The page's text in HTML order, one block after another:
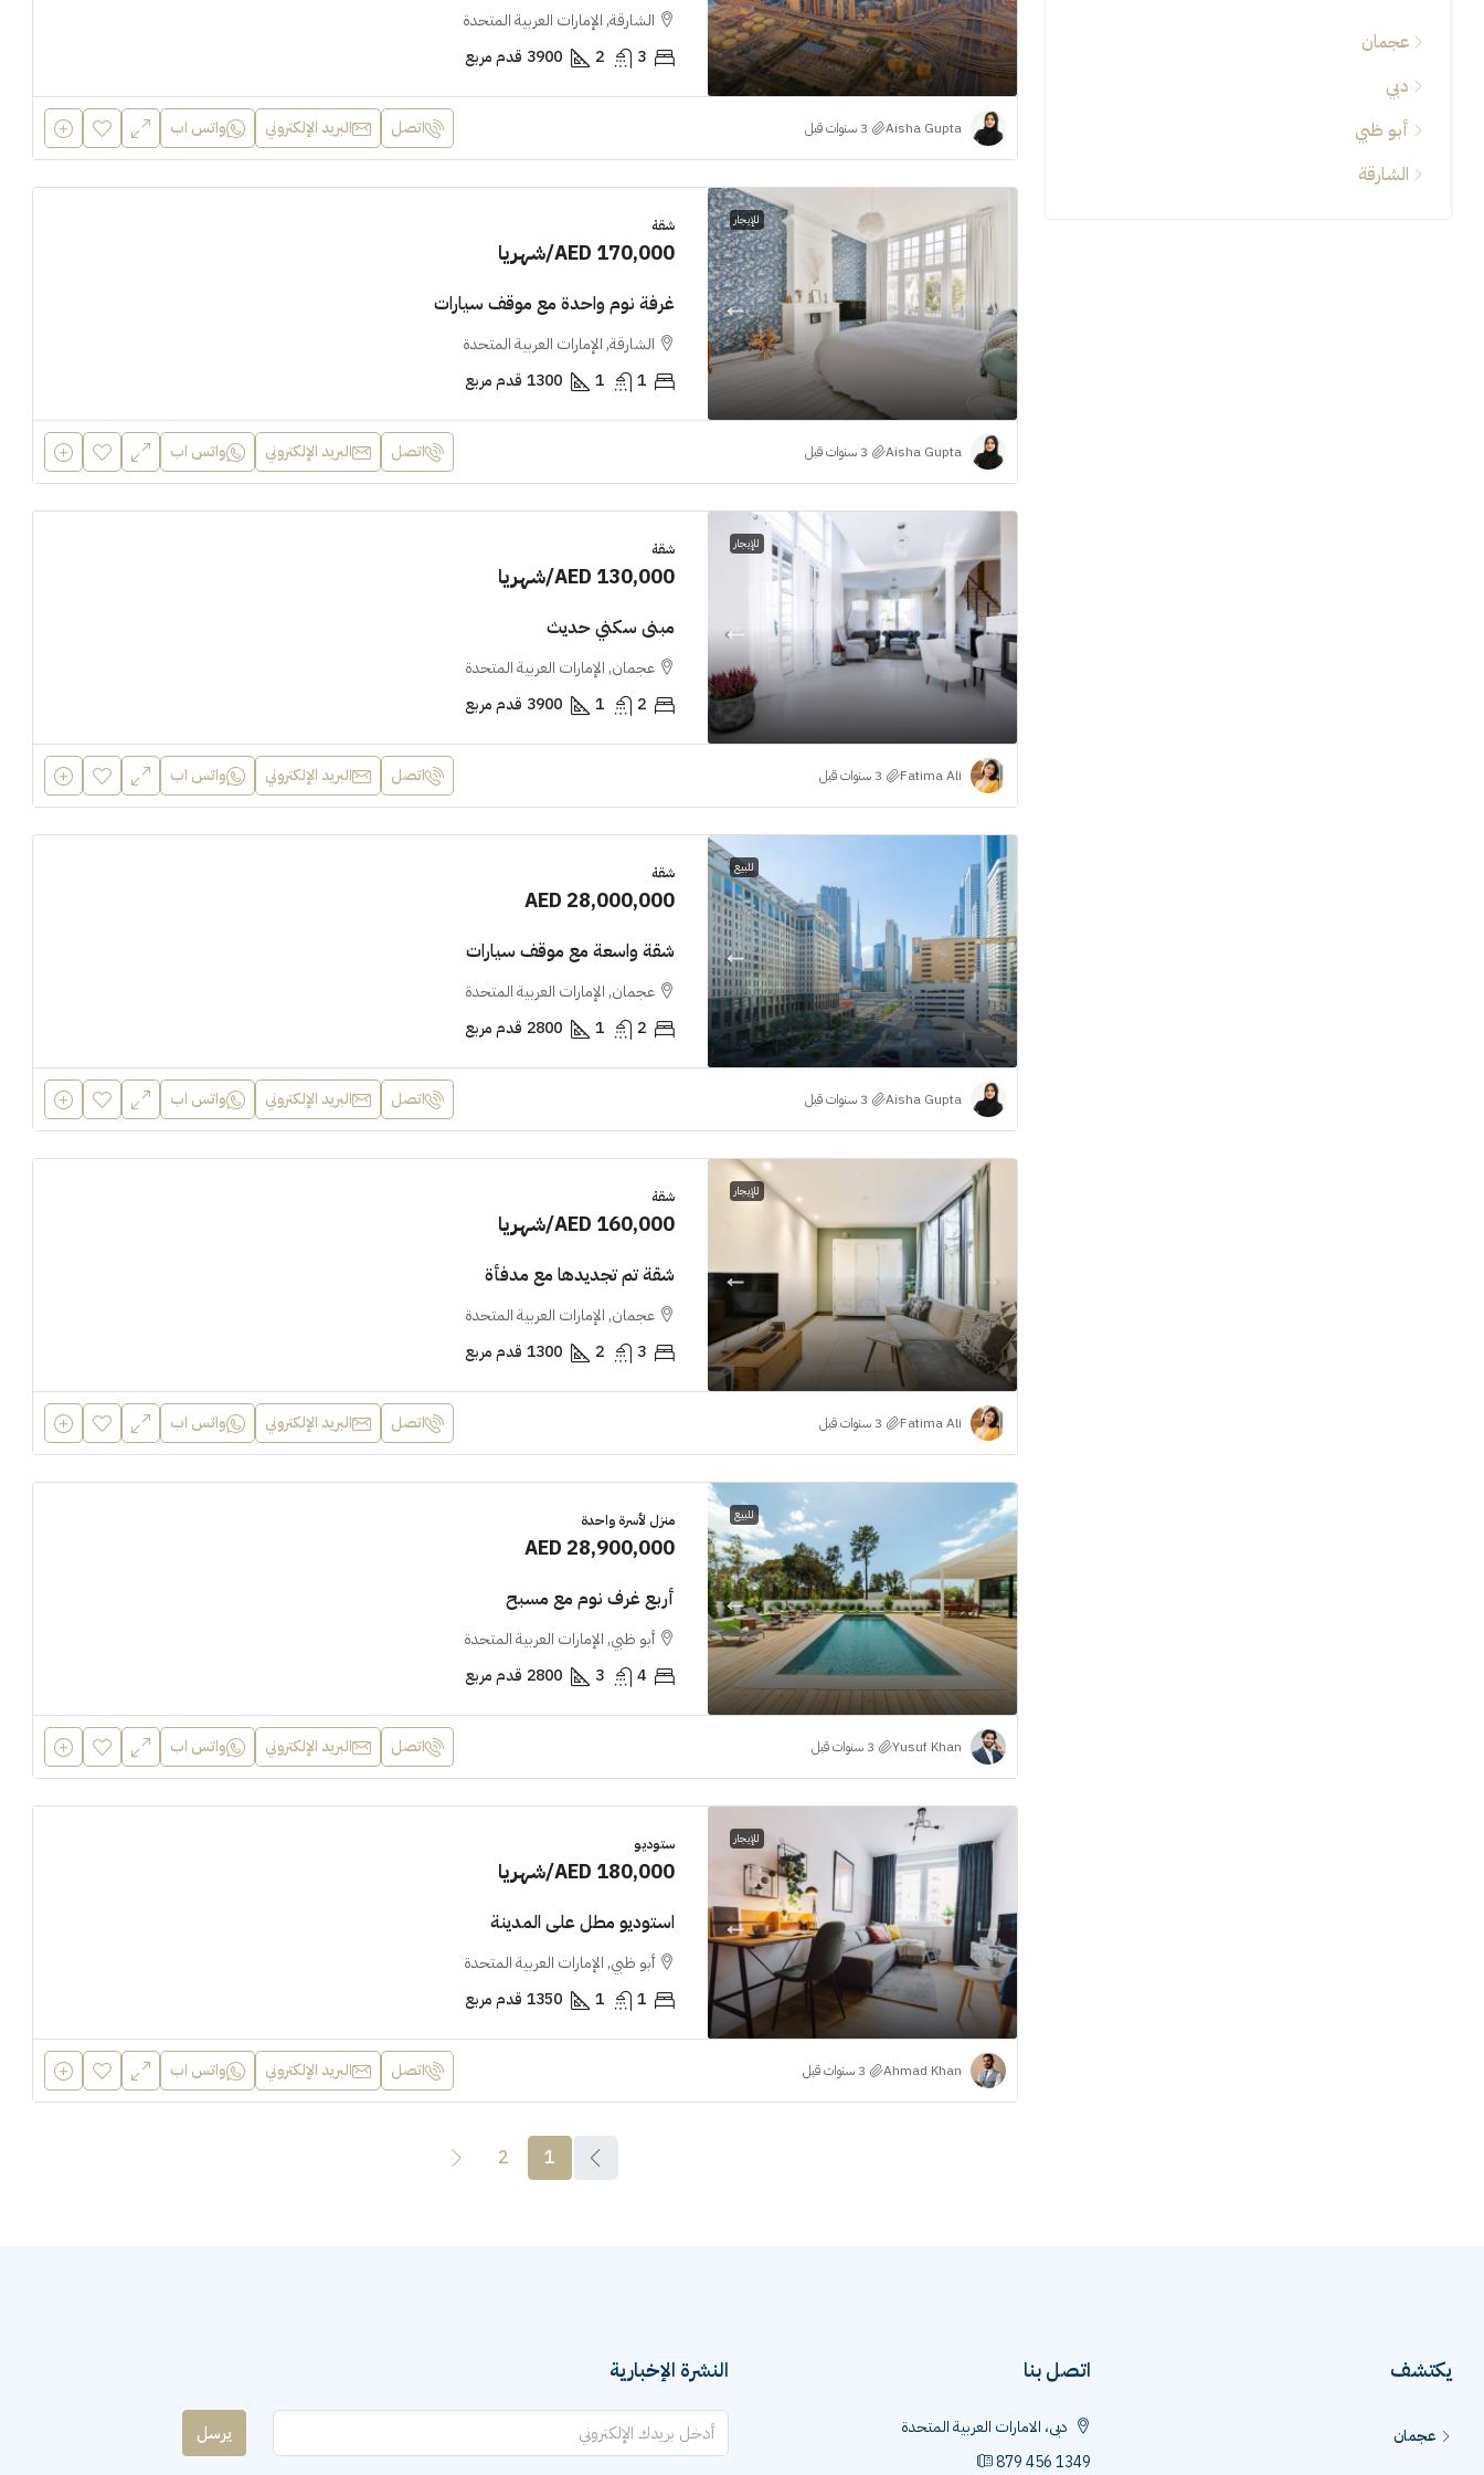
الشارقة, الإمارات العربية المتحدة
3
2
3900 قدم مربع
Aisha Gupta اتصل البريد الإلكتروني واتس اب
للإيجار شقة
AED 170,000/شهريا
غرفة نوم واحدة مع موقف سيارات
الشارقة, الإمارات العربية المتحدة
1
1
1300 قدم مربع
Aisha Gupta اتصل البريد الإلكتروني واتس اب
للإيجار شقة
AED 130,000/شهريا
مبنى سكني حديث
عجمان, الإمارات العربية المتحدة
2
1
3900 قدم مربع
Fatima Ali اتصل البريد الإلكتروني واتس اب
للبيع شقة
AED 28,000,000
شقة واسعة مع موقف سيارات
عجمان, الإمارات العربية المتحدة
2
1
2800 قدم مربع
Aisha Gupta اتصل البريد الإلكتروني واتس اب
للإيجار شقة
AED 160,000/شهريا
شقة تم تجديدها مع مدفأة
عجمان, الإمارات العربية المتحدة
3
2
1300 قدم مربع
Fatima Ali اتصل البريد الإلكتروني واتس اب
للبيع منزل لأسرة واحدة
AED 28,900,000
أربع غرف نوم مع مسبح
أبو ظبي, الإمارات العربية المتحدة
4
3
2800 قدم مربع
Yusuf Khan اتصل البريد الإلكتروني واتس اب
للإيجار ستوديو
AED 180,000/شهريا
استوديو مطل على المدينة
أبو ظبي, الإمارات العربية المتحدة
1
1
1350 قدم مربع
Ahmad Khan اتصل البريد الإلكتروني واتس اب
1
2
عجمان
دبي
أبو ظبي
الشارقة
يكتشف
عجمان
اتصل بنا
دبى، الامارات العربية المتحدة
879 456 1349
النشرة الإخبارية
يرسل